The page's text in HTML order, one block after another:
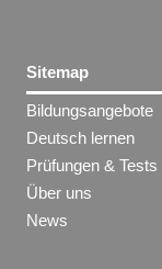
Sitemap
Bildungsangebote
Deutsch lernen
Prüfungen & Tests
Über uns
News